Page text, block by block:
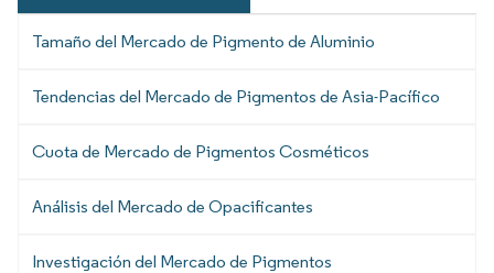
Tamaño del Mercado de Pigmento de Aluminio
Tendencias del Mercado de Pigmentos de Asia-Pacífico
Cuota de Mercado de Pigmentos Cosméticos
Análisis del Mercado de Opacificantes
Investigación del Mercado de Pigmentos